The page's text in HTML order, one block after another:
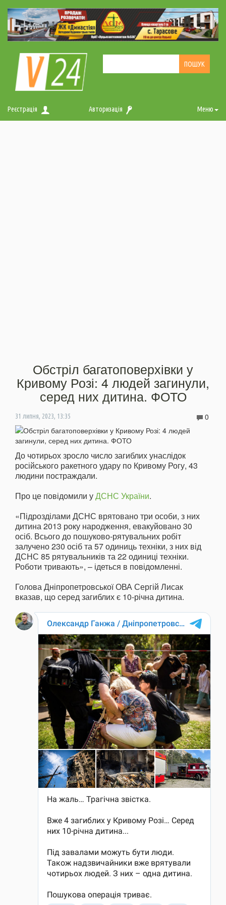
Реєстрація Авторизація Меню
Обстріл багатоповерхівки у
Кривому Розі: 4 людей загинули,
серед них дитина. ФОТО
31 липня, 2023, 13:35 0
До чотирьох зросло число загиблих унаслідок
російського ракетного удару по Кривому Рогу, 43
людини постраждали.
Про це повідомили уДСНС України.
«Підрозділами ДСНС врятовано три особи, з них
дитина 2013 року народження, евакуйовано 30
осіб. Всього до пошуково-рятувальних робіт
залучено 230 осіб та 57 одиниць техніки, з них від
ДСНС 85 рятувальників та 22 одиниці техніки.
Роботи тривають», – ідеться в повідомленні.
Голова Дніпропетровської ОВА Сергій Лисак
вказав, що серед загиблих є 10-річна дитина.